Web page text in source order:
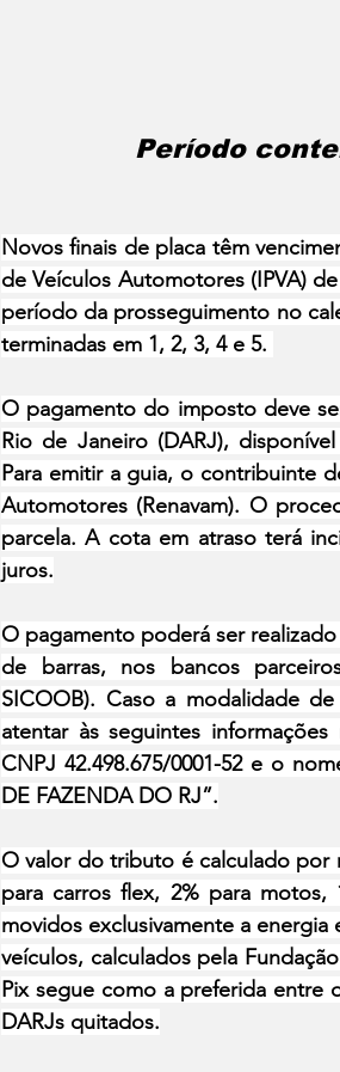
Período
Novos finais de placa têm
de Veículos Automotores (IPVA)
período da prosseguimento no
terminadas em 1, 2, 3, 4 e 5.
O pagamento do imposto deve
Rio de Janeiro (DARJ),
Para emitir a guia, o contribuinte
Automotores (Renavam). O
parcela. A cota em atraso terá
juros.
O pagamento poderá ser
de barras, nos bancos
SICOOB). Caso a modalidade
atentar às seguintes
CNPJ 42.498.675/0001-52 e o
DE FAZENDA DO RJ”.
O valor do tributo é calculado por
para carros flex, 2% para motos,
movidos exclusivamente a
veículos, calculados pela
Pix segue como a preferida entre
DARJs quitados.